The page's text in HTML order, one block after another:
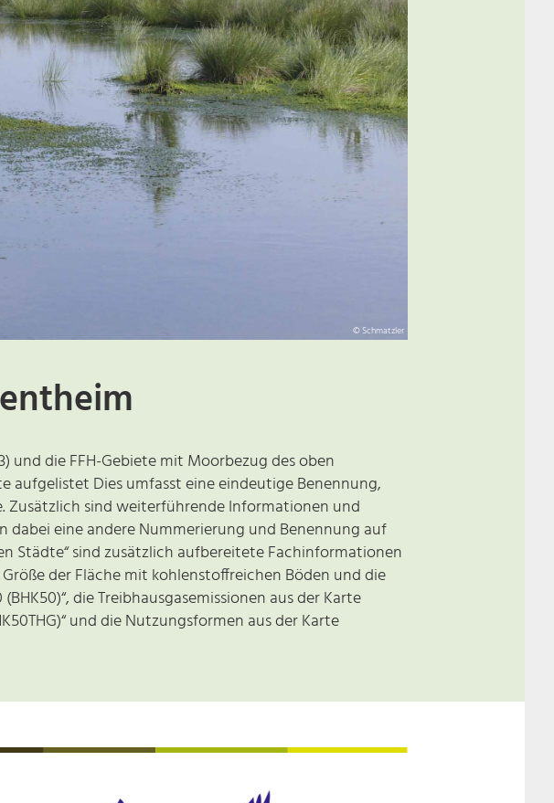
© Schmatzler
und die FFH-Gebiete mit Moorbezug des oben
aufgelistet Dies umfasst eine eindeutige Benennung,
Zusätzlich sind weiterführende Informationen und
eine andere Nummerierung und Benennung auf
Städte“ sind zusätzlich aufbereitete Fachinformationen
der Fläche mit kohlenstoffreichen Böden und die
die Treibhausgasemissionen aus der Karte
und die Nutzungsformen aus der Karte